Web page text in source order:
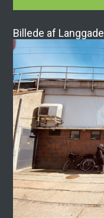
Billede af